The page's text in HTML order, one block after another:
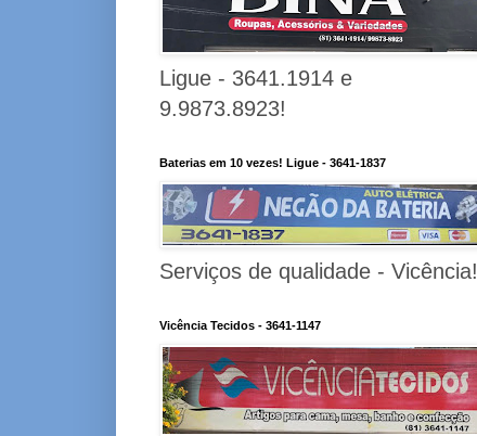
Ligue - 3641.1914 e
9.9873.8923!
Baterias em 10 vezes! Ligue - 3641-1837
Serviços de qualidade - Vicência!
Vicência Tecidos - 3641-1147